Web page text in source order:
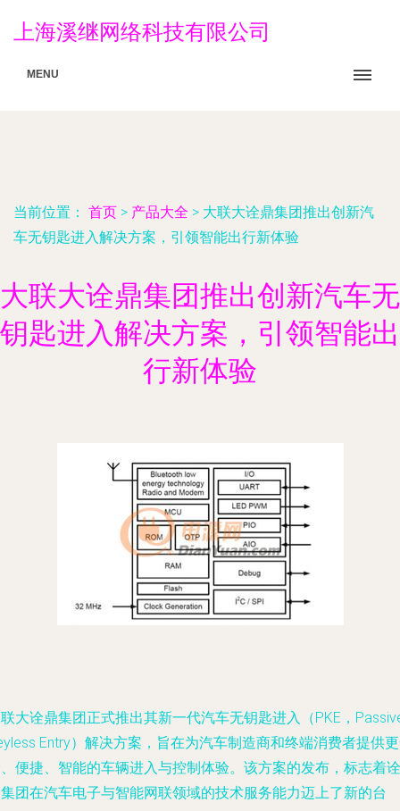
上海溪继网络科技有限公司
MENU
当前位置： 首页 > 产品大全 > 大联大诠鼎集团推出创新汽
车无钥匙进入解决方案，引领智能出行新体验
大联大诠鼎集团推出创新汽车无
钥匙进入解决方案，引领智能出
行新体验
大诠鼎集团正式推出其新一代汽车无钥匙进入（PKE，
Entry）解决方案，旨在为汽车制造商和终端消费者提供
便捷、智能的车辆进入与控制体验。该方案的发布，标志着诠
团在汽车电子与智能网联领域的技术服务能力迈上了新的台